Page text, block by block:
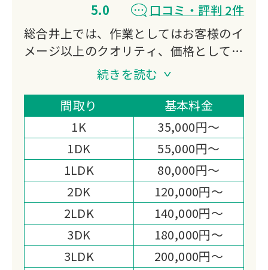
5.0
口コミ・評判 2件
総合井上では、作業としてはお客様のイ
メージ以上のクオリティ、価格としては
出来る限りお客様のご負担が少しでも少
なくなるよう努力させていただきます。
作業スピードと致しましては、お客様の
希望通り、また少し早めに納期など時期
によって様々ですが出来る限り早く受け
渡しが出来るよう心がけていきたいと思
います。
お客様が作業終了後、「総合井上に依頼
してよかった。」「また、次も総合井上
に頼もう。」などと思っていただけるよ
う努力していきたいと思います。
続きを読む
間取り
基本料金
1K
35,000円～
1DK
55,000円～
1LDK
80,000円～
2DK
120,000円～
2LDK
140,000円～
3DK
180,000円～
3LDK
200,000円～